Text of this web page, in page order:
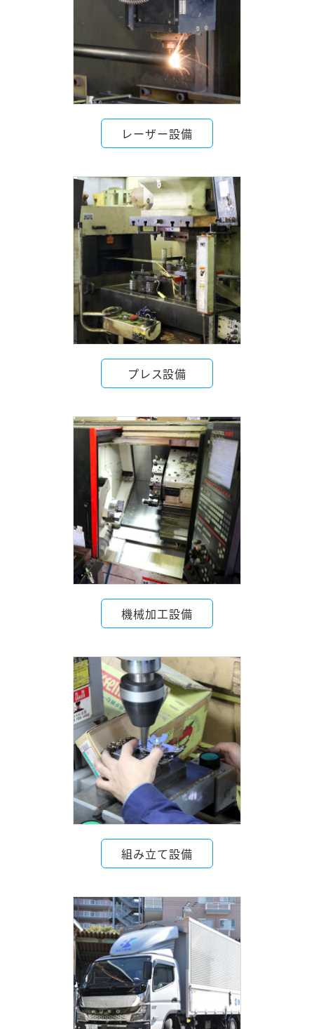
レーザー設備
プレス設備
機械加工設備
組み立て設備